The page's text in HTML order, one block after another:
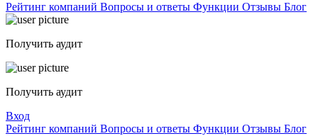
Рейтинг компаний Вопросы и ответы Функции Отзывы Блог
Получить аудит
Получить аудит
Вход
Рейтинг компаний Вопросы и ответы Функции Отзывы Блог